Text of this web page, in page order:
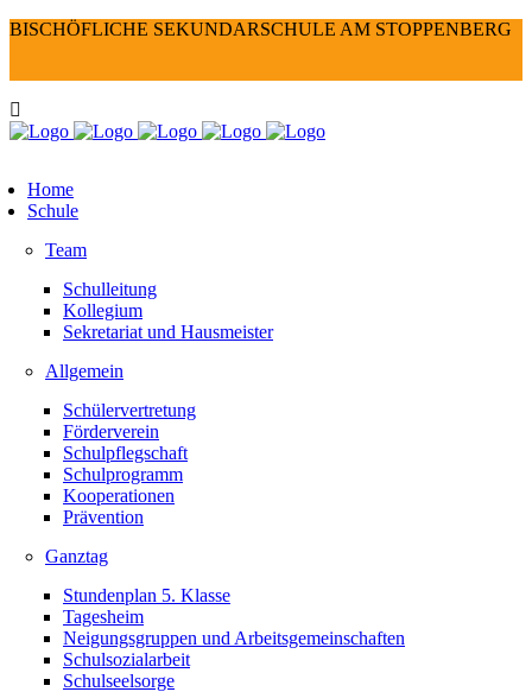
BISCHÖFLICHE SEKUNDARSCHULE AM STOPPENBERG
Home
Schule
Team
Schulleitung
Kollegium
Sekretariat und Hausmeister
Allgemein
Schülervertretung
Förderverein
Schulpflegschaft
Schulprogramm
Kooperationen
Prävention
Ganztag
Stundenplan 5. Klasse
Tagesheim
Neigungsgruppen und Arbeitsgemeinschaften
Schulsozialarbeit
Schulseelsorge